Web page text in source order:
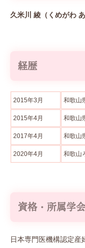
久米川 綾（くめがわ あ
経歴
2015年3月 和歌山
2015年4月 和歌山
2017年4月 和歌山
2020年4月 和歌山
資格・所属学会
日本専門医機構認定産